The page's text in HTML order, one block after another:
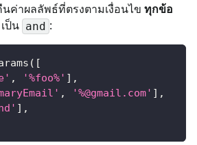
ค่าผลลัพธ์ที่ตรงตามเงื่อนไข ทุกข้อ
ป็น and :
( [
, '%foo%' ] ,
, '%@gmail.com' ] ,
] ,